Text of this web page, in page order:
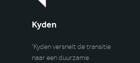
Kyden
‘Kyden versnelt de transitie
naar een duurzame